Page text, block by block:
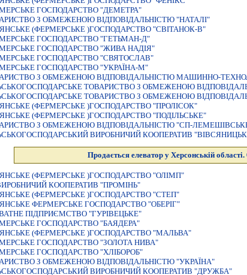
ГОСПОДАРСТВО "ДЕМЕТРА"
З ОБМЕЖЕНОЮ ВІДПОВІДАЛЬНІСТЮ "НАТАЛІ"
(ФЕРМЕРСЬКЕ )ГОСПОДАРСТВО "СВIТАНОК-В"
ГОСПОДАРСТВО "ГЕТЬМАН-Д"
ГОСПОДАРСТВО "ЖИВА НАДІЯ"
ГОСПОДАРСТВО "СВЯТОСЛАВ"
ГОСПОДАРСТВО "УКРАЇНА-М"
З ОБМЕЖЕНОЮ ВIДПОВIДАЛЬНIСТЮ МАШИННО-
ТОВАРИСТВО З ОБМЕЖЕНОЮ
ТОВАРИСТВО З ОБМЕЖЕНОЮ
(ФЕРМЕРСЬКЕ )ГОСПОДАРСТВО "ПРОЛIСОК"
(ФЕРМЕРСЬКЕ )ГОСПОДАРСТВО "ПОДIЛЬСЬКЕ"
З ОБМЕЖЕНОЮ ВIДПОВIДАЛЬНIСТЮ "СП-
ВИРОБНИЧИЙ КООПЕРАТИВ
Продається елеватор у Херсонській області.
(ФЕРМЕРСЬКЕ )ГОСПОДАРСТВО "ОЛIМП"
КООПЕРАТИВ "ПРОМІНЬ"
(ФЕРМЕРСЬКЕ )ГОСПОДАРСТВО "СТЕП"
ФЕРМЕРСЬКЕ ГОСПОДАРСТВО "ОБЕРIГ"
ПIДПРИЄМСТВО "ГУРIВЕЦЬКЕ"
ГОСПОДАРСТВО "БАЯДЕРА"
(ФЕРМЕРСЬКЕ )ГОСПОДАРСТВО "МАЛЬВА"
ГОСПОДАРСТВО "ЗОЛОТА НИВА"
ГОСПОДАРСТВО "ХЛIБОРОБ"
З ОБМЕЖЕНОЮ ВIДПОВIДАЛЬНIСТЮ "УКРАЇНА"
ВИРОБНИЧИЙ КООПЕРАТИВ "ДРУЖБА"